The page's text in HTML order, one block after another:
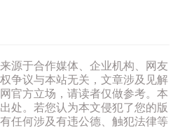
源于合作媒体、企业机构、网友
争议与本站无关，文章涉及见解
官方立场，请读者仅做参考。本
处。若您认为本文侵犯了您的版
任何涉及有违公德、触犯法律等